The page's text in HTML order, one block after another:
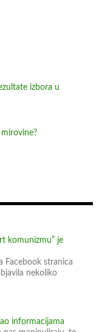
izbora u
komunizmu” je
Facebook stranica
nekoliko
informacijama